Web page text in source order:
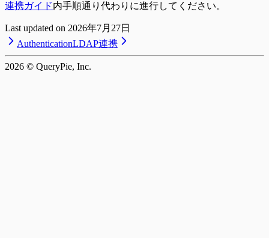
連携ガイド内手順通り代わりに進行してください。
Last updated on 2026年7月27日
AuthenticationLDAP連携
2026 © QueryPie, Inc.